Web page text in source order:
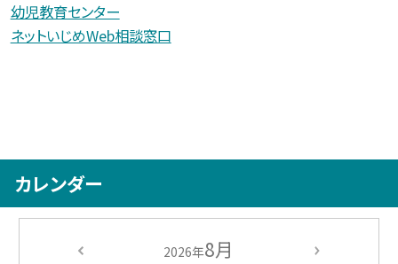
幼児教育センター
ネットいじめWeb相談窓口
カレンダー
2026年8月